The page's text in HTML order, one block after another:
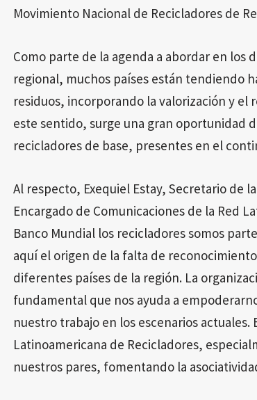
Movimiento Nacional de Recicladores de
Como parte de la agenda a abordar en los
regional, muchos países están tendiendo
residuos, incorporando la valorización y el
este sentido, surge una gran oportunidad
recicladores de base, presentes en el
Al respecto, Exequiel Estay, Secretario de
Encargado de Comunicaciones de la Red
Banco Mundial los recicladores somos
aquí el origen de la falta de
diferentes países de la región. La
fundamental que nos ayuda a
nuestro trabajo en los escenarios actuales.
Latinoamericana de Recicladores,
nuestros pares, fomentando la